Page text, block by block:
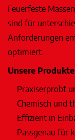
Feuerfeste
sind für
Anforderungen
optimiert.
Unsere
Praxiserprobt
Chemisch und
Effizient in
Passgenau für